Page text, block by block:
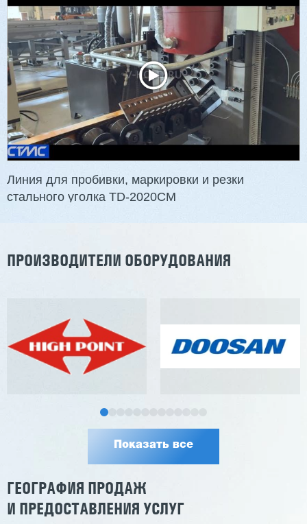
Линия для пробивки, маркировки и резки
стального уголка TD-2020CM
ПРОИЗВОДИТЕЛИ ОБОРУДОВАНИЯ
Показать все
ГЕОГРАФИЯ ПРОДАЖ
И ПРЕДОСТАВЛЕНИЯ УСЛУГ